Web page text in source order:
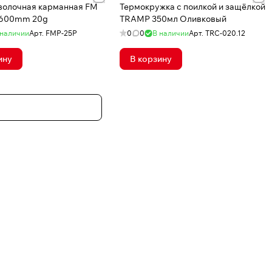
карманная FM
20g
Арт. FMP-25P
Термокружка c поилкой и защёлкой
TRAMP 350мл Оливковый
0 0 В наличииАрт. TRC-020.12
В корзину